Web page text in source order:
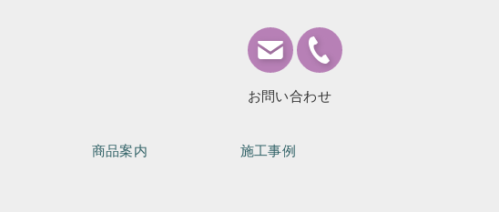
商品案内 施工事例
お問い合わせ